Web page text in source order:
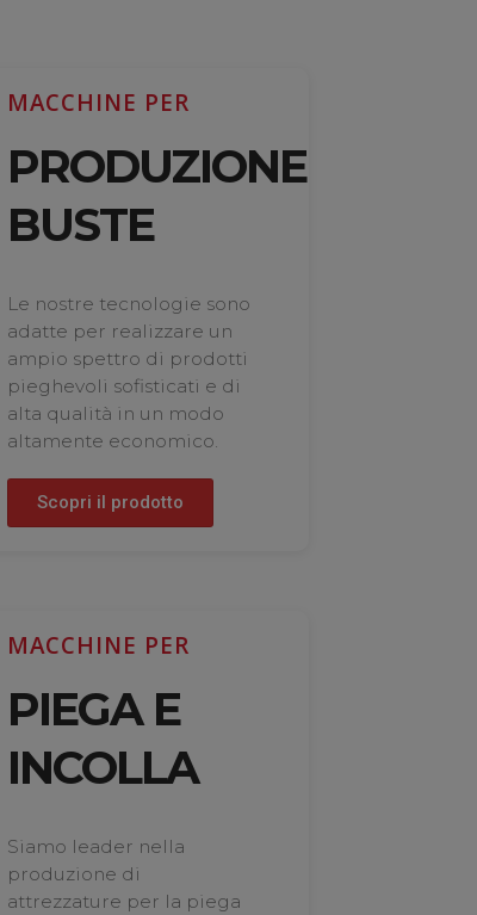
MACCHINE PER
PRODUZIONE
BUSTE
Le nostre tecnologie sono
adatte per realizzare un
ampio spettro di prodotti
pieghevoli sofisticati e di
alta qualità in un modo
altamente economico.
Scopri il prodotto
MACCHINE PER
PIEGA E
INCOLLA
Siamo leader nella
produzione di
attrezzature per la piega